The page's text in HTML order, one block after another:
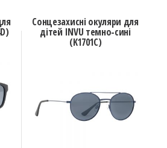
Сонцезахисні окуляри для
дітей INVU темно-сині
(K1701C)